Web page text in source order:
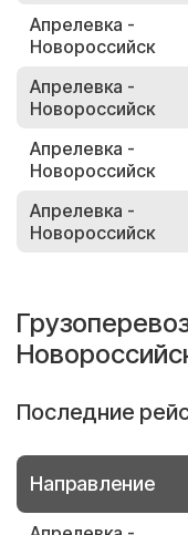
Апрелевка -
Новороссийск
Апрелевка -
Новороссийск
Апрелевка -
Новороссийск
Апрелевка -
Новороссийск
Последние
Направление